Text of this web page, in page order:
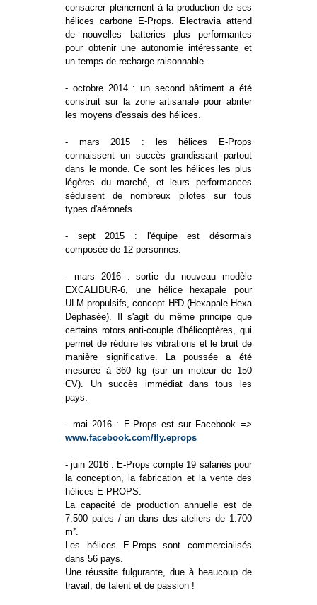
consacrer pleinement à la production de ses
hélices carbone E-Props. Electravia attend
de nouvelles batteries plus performantes
pour obtenir une autonomie intéressante et
un temps de recharge raisonnable.
- octobre 2014 : un second bâtiment a été
construit sur la zone artisanale pour abriter
les moyens d'essais des hélices.
- mars 2015 : les hélices E-Props
connaissent un succès grandissant partout
dans le monde. Ce sont les hélices les plus
légères du marché, et leurs performances
séduisent de nombreux pilotes sur tous
types d'aéronefs.
- sept 2015 : l'équipe est désormais
composée de 12 personnes.
- mars 2016 : sortie du nouveau modèle
EXCALIBUR-6, une hélice hexapale pour
ULM propulsifs, concept H²D (Hexapale Hexa
Déphasée). Il s'agit du même principe que
certains rotors anti-couple d'hélicoptères, qui
permet de réduire les vibrations et le bruit de
manière significative. La poussée a été
mesurée à 360 kg (sur un moteur de 150
CV). Un succès immédiat dans tous les
pays.
- mai 2016 : E-Props est sur Facebook =>
www.facebook.com/fly.eprops
- juin 2016 : E-Props compte 19 salariés pour
la conception, la fabrication et la vente des
hélices E-PROPS.
La capacité de production annuelle est de
7.500 pales / an dans des ateliers de 1.700
m².
Les hélices E-Props sont commercialisés
dans 56 pays.
Une réussite fulgurante, due à beaucoup de
travail, de talent et de passion !